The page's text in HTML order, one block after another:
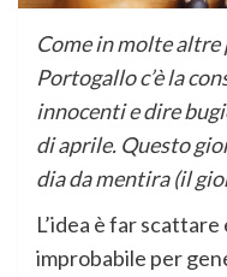
Come in molte altre
Portogallo c’è la
innocenti e dire bugi
di aprile. Questo
dia da mentira (il
L’idea è far
improbabile per